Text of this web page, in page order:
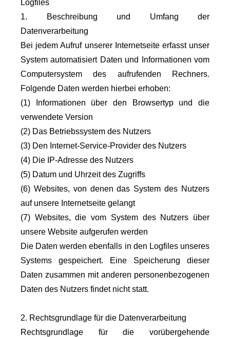
Logfiles
1. Beschreibung und Umfang der
Datenverarbeitung
Bei jedem Aufruf unserer Internetseite erfasst unser
System automatisiert Daten und Informationen vom
Computersystem des aufrufenden Rechners.
Folgende Daten werden hierbei erhoben:
(1) Informationen über den Browsertyp und die
verwendete Version
(2) Das Betriebssystem des Nutzers
(3) Den Internet-Service-Provider des Nutzers
(4) Die IP-Adresse des Nutzers
(5) Datum und Uhrzeit des Zugriffs
(6) Websites, von denen das System des Nutzers
auf unsere Internetseite gelangt
(7) Websites, die vom System des Nutzers über
unsere Website aufgerufen werden
Die Daten werden ebenfalls in den Logfiles unseres
Systems gespeichert. Eine Speicherung dieser
Daten zusammen mit anderen personenbezogenen
Daten des Nutzers findet nicht statt.
2. Rechtsgrundlage für die Datenverarbeitung
Rechtsgrundlage für die vorübergehende